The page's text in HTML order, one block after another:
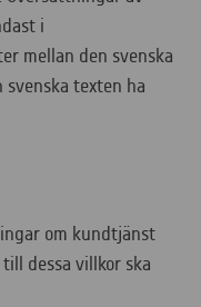
i
mellan den svenska
texten ha
om kundtjänst
dessa villkor ska